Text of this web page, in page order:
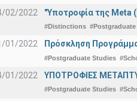
02/2022 "Υποτροφία της Meta
#Distinctions
01/2022 Πρόσκληση
#Postgraduate Studies
01/2022 ΥΠΟΤΡΟΦΙΕΣ
#Postgraduate Studies